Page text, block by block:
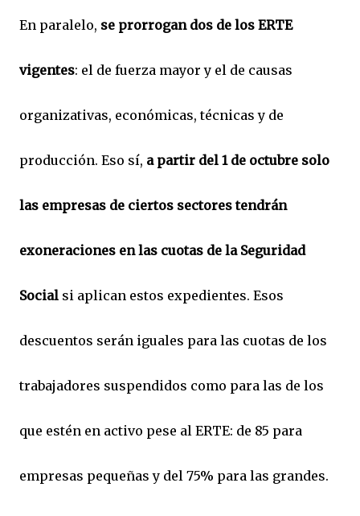
En paralelo, se prorrogan dos de los ERTE
vigentes: el de fuerza mayor y el de causas
organizativas, económicas, técnicas y de
producción. Eso sí, a partir del 1 de octubre solo
las empresas de ciertos sectores tendrán
exoneraciones en las cuotas de la Seguridad
Social si aplican estos expedientes. Esos
descuentos serán iguales para las cuotas de los
trabajadores suspendidos como para las de los
que estén en activo pese al ERTE: de 85 para
empresas pequeñas y del 75% para las grandes.